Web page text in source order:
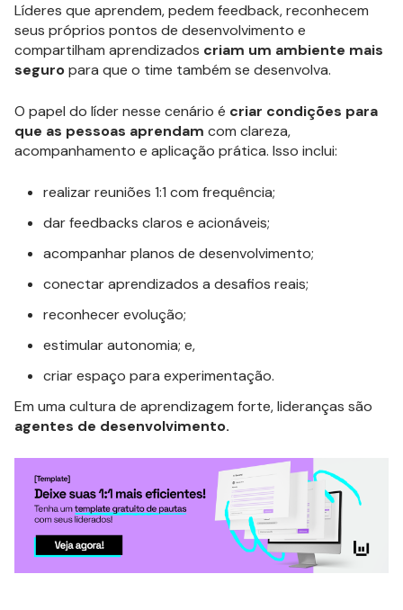
Líderes que aprendem, pedem feedback, reconhecem
seus próprios pontos de desenvolvimento e
compartilham aprendizados criam um ambiente mais
seguropara que o time também se desenvolva.
O papel do líder nesse cenário é criar condições para
que as pessoas aprendam com clareza,
acompanhamento e aplicação prática. Isso inclui:
realizar reuniões 1:1 com frequência;
dar feedbacks claros e acionáveis;
acompanhar planos de desenvolvimento;
conectar aprendizados a desafios reais;
reconhecer evolução;
estimular autonomia; e,
criar espaço para experimentação.
Em uma cultura de aprendizagem forte, lideranças são
agentes de desenvolvimento.